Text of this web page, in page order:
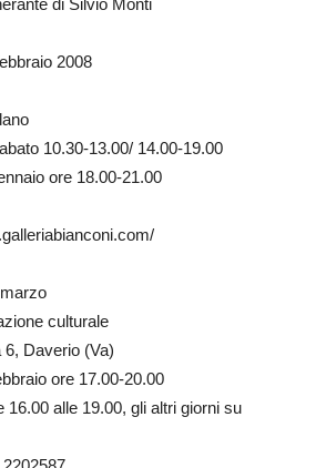
di Silvio Monti
2008
10.30-13.00/ 14.00-19.00
ore 18.00-21.00
www.galleriabianconi.com/
culturale
Daverio (Va)
ore 17.00-20.00
16.00 alle 19.00, gli altri giorni su